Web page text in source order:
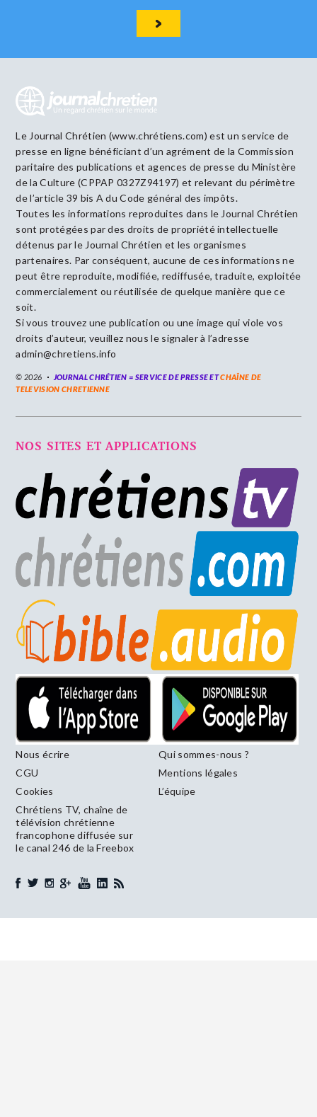
Le Journal Chrétien (www.chrétiens.com) est un service de
presse en ligne bénéficiant d’un agrément de la Commission
paritaire des publications et agences de presse du Ministère
de la Culture (CPPAP 0327Z94197) et relevant du périmètre
de l’article 39 bis A du Code général des impôts.
Toutes les informations reproduites dans le Journal Chrétien
sont protégées par des droits de propriété intellectuelle
détenus par le Journal Chrétien et les organismes
partenaires. Par conséquent, aucune de ces informations ne
peut être reproduite, modifiée, rediffusée, traduite, exploitée
commercialement ou réutilisée de quelque manière que ce
soit.
Si vous trouvez une publication ou une image qui viole vos
droits d’auteur, veuillez nous le signaler à l’adresse
admin@chretiens.info
© 2026 JOURNAL CHRÉTIEN = SERVICE DE PRESSE ETCHAÎNE DE
TELEVISION CHRETIENNE
NOS SITES ET APPLICATIONS
Nous écrire
Qui sommes-nous ?
CGU
Mentions légales
Cookies
L’équipe
Chrétiens TV, chaîne de
télévision chrétienne
francophone diffusée sur
le canal 246 de la Freebox